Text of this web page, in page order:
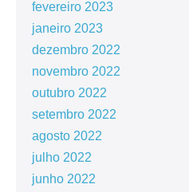
fevereiro 2023
janeiro 2023
dezembro 2022
novembro 2022
outubro 2022
setembro 2022
agosto 2022
julho 2022
junho 2022